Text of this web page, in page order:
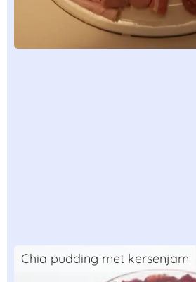
Chia pudding met kersenjam